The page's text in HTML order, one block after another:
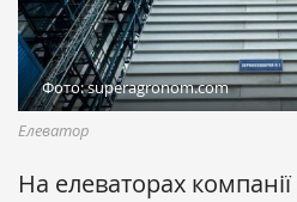
Фото: superagronom.com
Елеватор
На елеваторах компанії